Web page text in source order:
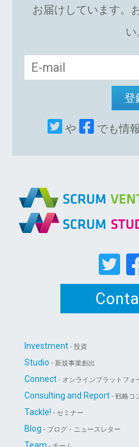
お届けしています。
い
や でも情
Investment - 投資
Studio - 新規事業創出
Connect - オンラインプラットフォ
Consulting and Report - 戦略コ
Tackle! - セミナー
Blog - ブログ・ニュースレター
Team